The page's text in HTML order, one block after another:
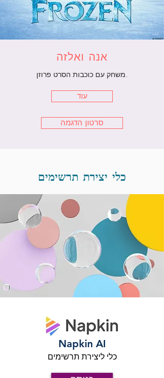
אנה ואלזה
משחק עם כוכבות הסרט פרוזן.
עוד
סרטון הדגמה
כלי יצירת תרשימים
Napkin AI
כלי ליצירת תרשימים